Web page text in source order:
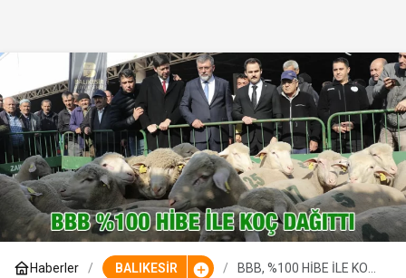
Haberler BALIKESİR
BBB, %100 HİBE İLE KOÇ